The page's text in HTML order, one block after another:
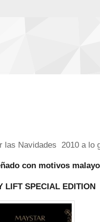
las Navidades 2010 a
con motivos
LIFT SPECIAL EDITION